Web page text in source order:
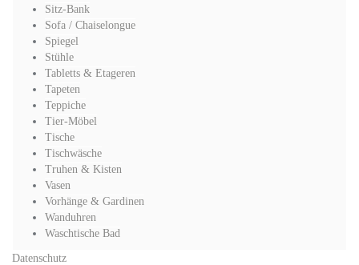
Sitz-Bank
Sofa / Chaiselongue
Spiegel
Stühle
Tabletts & Etageren
Tapeten
Teppiche
Tier-Möbel
Tische
Tischwäsche
Truhen & Kisten
Vasen
Vorhänge & Gardinen
Wanduhren
Waschtische Bad
Datenschutz